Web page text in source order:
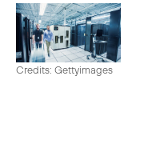
Credits: Gettyimages